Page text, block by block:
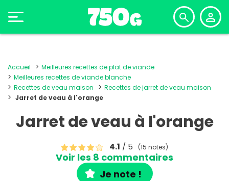
Accueil
Meilleures recettes de plat de viande
Meilleures recettes de viande blanche
Recettes de veau maison
Recettes de jarret de veau maison
Jarret de veau à l'orange
Jarret de veau à l'orange
4.1 / 5 (15 notes)
Voir les 8 commentaires
Je note !